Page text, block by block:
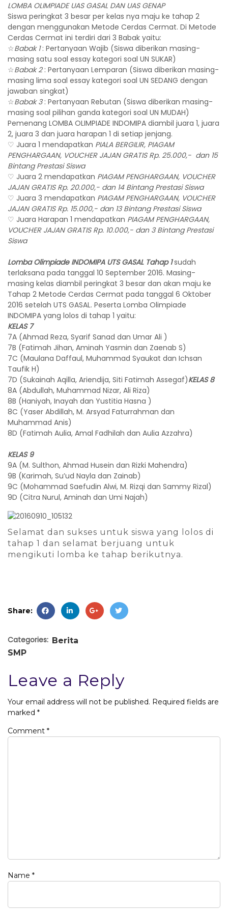
LOMBA OLIMPIADE UAS GASAL DAN UAS GENAP
Siswa peringkat 3 besar per kelas nya maju ke tahap 2
dengan menggunakan Metode Cerdas Cermat. Di Metode
Cerdas Cermat ini terdiri dari 3 Babak yaitu:
☆Babak 1: Pertanyaan Wajib (Siswa diberikan masing-
masing satu soal essay kategori soal UN SUKAR)
☆Babak 2 : Pertanyaan Lemparan (Siswa diberikan masing-
masing lima soal essay kategori soal UN SEDANG dengan
jawaban singkat)
☆Babak 3: Pertanyaan Rebutan (Siswa diberikan masing-
masing soal pilihan ganda kategori soal UN MUDAH)
Pemenang LOMBA OLIMPIADE INDOMIPA diambil juara 1, juara
2, juara 3 dan juara harapan 1 di setiap jenjang.
♡ Juara 1 mendapatkan PIALA BERGILIR, PIAGAM
PENGHARGAAN, VOUCHER JAJAN GRATIS Rp. 25.000,- dan 15
Bintang Prestasi Siswa
♡ Juara 2 mendapatkan PIAGAM PENGHARGAAN, VOUCHER
JAJAN GRATIS Rp. 20.000,- dan 14 Bintang Prestasi Siswa
♡ Juara 3 mendapatkan PIAGAM PENGHARGAAN, VOUCHER
JAJAN GRATIS Rp. 15.000,- dan 13 Bintang Prestasi Siswa
♡ Juara Harapan 1 mendapatkan PIAGAM PENGHARGAAN,
VOUCHER JAJAN GRATIS Rp. 10.000,- dan 3 Bintang Prestasi
Siswa
Lomba Olimpiade INDOMIPA UTS GASAL Tahap 1sudah
terlaksana pada tanggal 10 September 2016. Masing-
masing kelas diambil peringkat 3 besar dan akan maju ke
Tahap 2 Metode Cerdas Cermat pada tanggal 6 Oktober
2016 setelah UTS GASAL. Peserta Lomba Olimpiade
INDOMIPA yang lolos di tahap 1 yaitu:
KELAS 7
7A (Ahmad Reza, Syarif Sanad dan Umar Ali )
7B (Fatimah Jihan, Aminah Yasmin dan Zaenab S)
7C (Maulana Daffaul, Muhammad Syaukat dan Ichsan
Taufik H)
7D (Sukainah Aqilla, Ariendija, Siti Fatimah Assegaf)KELAS 8
8A (Abdullah, Muhammad Nizar, Ali Riza)
8B (Haniyah, Inayah dan Yustitia Hasna )
8C (Yaser Abdillah, M. Arsyad Faturrahman dan
Muhammad Anis)
8D (Fatimah Aulia, Amal Fadhilah dan Aulia Azzahra)
KELAS 9
9A (M. Sulthon, Ahmad Husein dan Rizki Mahendra)
9B (Karimah, Su’ud Nayla dan Zainab)
9C (Mohammad Saefudin Alwi, M. Rizqi dan Sammy Rizal)
9D (Citra Nurul, Aminah dan Umi Najah)
Selamat dan sukses untuk siswa yang lolos di
tahap 1 dan selamat berjuang untuk
mengikuti lomba ke tahap berikutnya.
Share:
Categories: Berita
SMP
Leave a Reply
Your email address will not be published. Required fields are
marked *
Comment *
Name *